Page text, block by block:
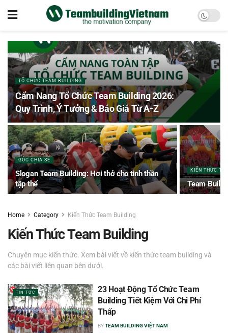
TỔ CHỨC TEAM BUILDING
Cẩm Nang Tổ Chức Team Building 2026:
Quy Trình, Ý Tưởng & Báo Giá Từ A-Z
GÓC CHIA SẺ
Slogan Team Building: Hơi thở cho tinh thần
tập thể
KIẾN THỨC
Team
Home Category Kiến Thức Team Building
Kiến Thức Team Building
Chuyên mục kiến thức. Xem bài viết về kiến thức team building và
các bài viết liên quan bên dưới.
TIN TỨC
23 Hoạt Động Tổ Chức Team
Building Tiết Kiệm Với Chi Phí
Thấp
BYTEAM BUILDING VIỆT NAM